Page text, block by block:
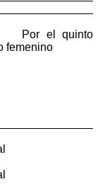
quinto
4 de Final
4 de Final